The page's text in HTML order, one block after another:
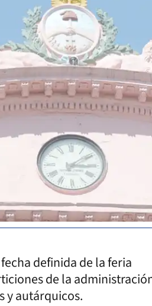
definida de la feria
de la
y autárquicos.